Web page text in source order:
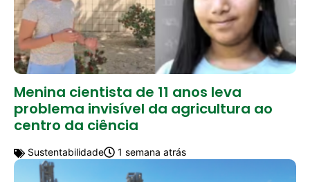
Menina cientista de 11 anos leva
problema invisível da agricultura ao
centro da ciência
Sustentabilidade 1 semana atrás